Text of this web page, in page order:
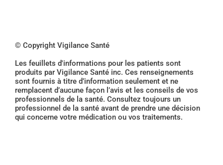
© Copyright Vigilance Santé
Les feuillets d'informations pour les patients sont
produits par Vigilance Santé inc. Ces renseignements
sont fournis à titre d’information seulement et ne
remplacent d’aucune façon l’avis et les conseils de vos
professionnels de la santé. Consultez toujours un
professionnel de la santé avant de prendre une décision
qui concerne votre médication ou vos traitements.